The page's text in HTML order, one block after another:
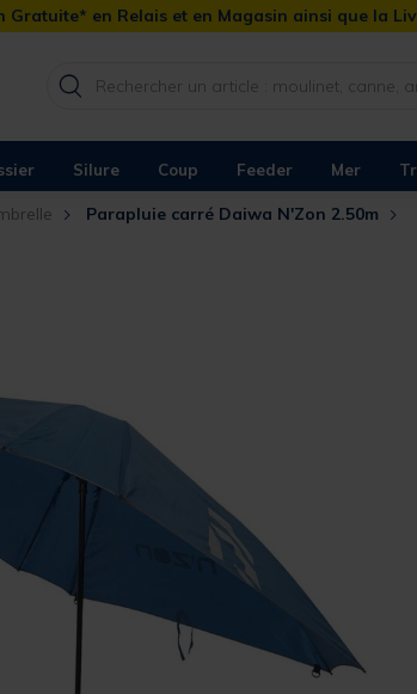
Gratuite* en Relais et en Magasin ainsi que la
Silure Coup Feeder Mer
Parapluie carré Daiwa N'Zon 2.50m